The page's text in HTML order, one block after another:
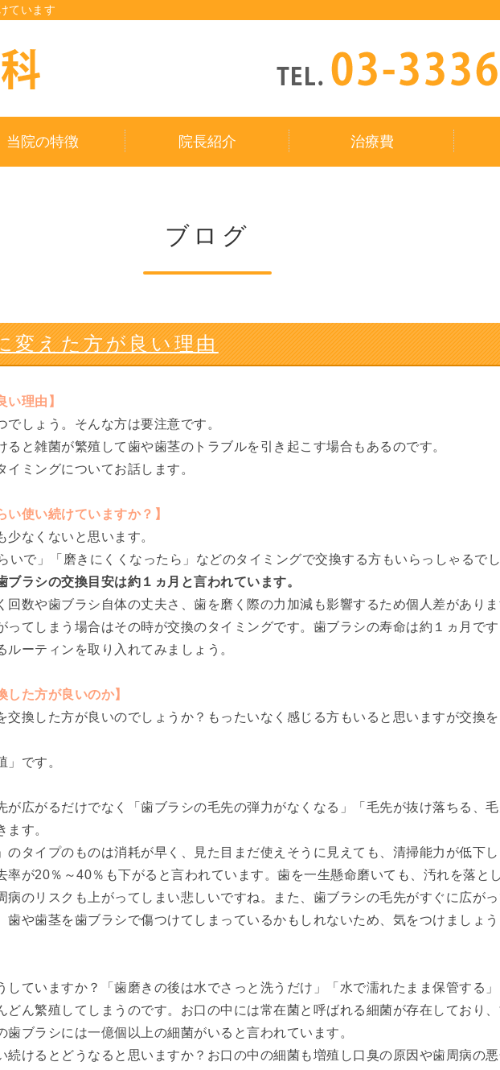
タイトルサンプル
ています
当院の特徴 院長紹介 治療費
ブログ
変えた方が良い理由
い理由】
しょう。そんな方は要注意です。
と雑菌が繁殖して歯や歯茎のトラブルを引き起こす場合もあるのです。
ミングについてお話します。
い使い続けていますか？】
なくないと思います。
いで」「磨きにくくなったら」などのタイミングで交換する方もいらっしゃるでし
ラシの交換目安は約１ヵ月と言われています。
回数や歯ブラシ自体の丈夫さ、歯を磨く際の力加減も影響するため個人差がありま
ってしまう場合はその時が交換のタイミングです。歯ブラシの寿命は約１ヵ月で
ーティンを取り入れてみましょう。
した方が良いのか】
交換した方が良いのでしょうか？もったいなく感じる方もいると思いますが交換
」です。
が広がるだけでなく「歯ブラシの毛先の弾力がなくなる」「毛先が抜け落ちる、
す。
タイプのものは消耗が早く、見た目まだ使えそうに見えても、清掃能力が低下し
率が20％～40％も下がると言われています。歯を一生懸命磨いても、汚れを落と
病のリスクも上がってしまい悲しいですね。また、歯ブラシの毛先がすぐに広が
歯や歯茎を歯ブラシで傷つけてしまっているかもしれないため、気をつけましょう
ていますか？「歯磨きの後は水でさっと洗うだけ」「水で濡れたまま保管する」
どん繁殖してしまうのです。お口の中には常在菌と呼ばれる細菌が存在しており
ブラシには一億個以上の細菌がいると言われています。
続けるとどうなると思いますか？お口の中の細菌も増殖し口臭の原因や歯周病の